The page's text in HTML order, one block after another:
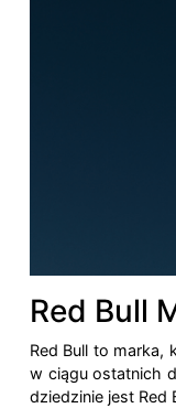
Red Bull
Red Bull to marka,
w ciągu ostatnich
dziedzinie jest Red